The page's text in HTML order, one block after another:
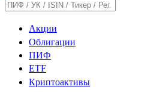
Акции
Облигации
ПИФ
ETF
Криптоактивы